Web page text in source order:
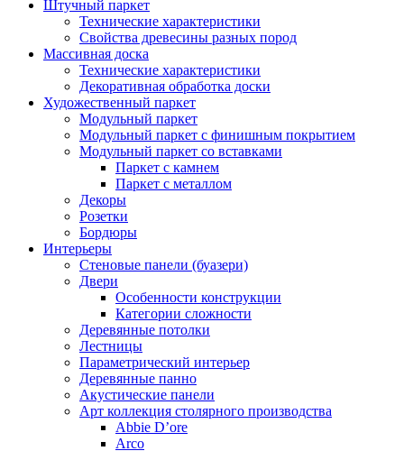
Штучный паркет
Технические характеристики
Свойства древесины разных пород
Массивная доска
Технические характеристики
Декоративная обработка доски
Художественный паркет
Модульный паркет
Модульный паркет с финишным покрытием
Модульный паркет со вставками
Паркет с камнем
Паркет с металлом
Декоры
Розетки
Бордюры
Интерьеры
Стеновые панели (буазери)
Двери
Особенности конструкции
Категории сложности
Деревянные потолки
Лестницы
Параметрический интерьер
Деревянные панно
Акустические панели
Арт коллекция столярного производства
Abbie D’ore
Arco